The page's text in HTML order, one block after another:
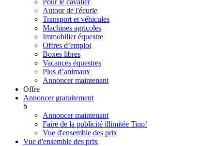
Pour le cavalier
Autour de l'écurie
Transport et véhicules
Machines agricoles
Immobilier équestre
Offres d’emploi
Boxes libres
Vacances équestres
Plus d’animaux
Annoncer maintenant
Offre
Annoncer gratuitement
b
Annoncer maintenant
Faire de la publicité illimitée Tipp!
Vue d'ensemble des prix
Vue d'ensemble des prix